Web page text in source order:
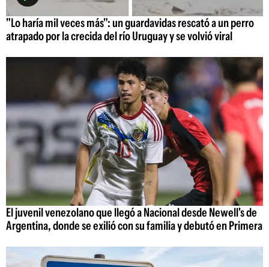
"Lo haría mil veces más": un guardavidas rescató a un perro
atrapado por la crecida del río Uruguay y se volvió viral
El juvenil venezolano que llegó a Nacional desde Newell's de
Argentina, donde se exilió con su familia y debutó en Primera